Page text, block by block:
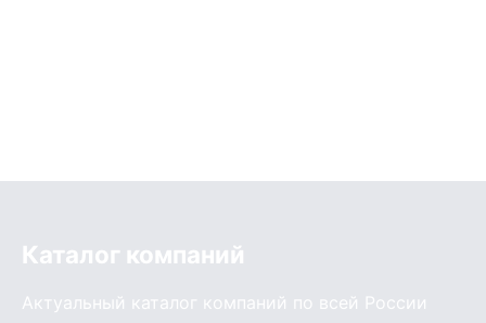
Каталог компаний
Актуальный каталог компаний по всей России